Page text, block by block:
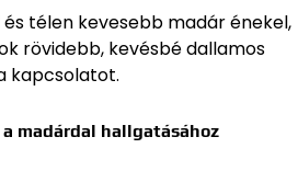
és télen kevesebb madár énekel,
rövidebb, kevésbé dallamos
kapcsolatot.
madárdal hallgatásához